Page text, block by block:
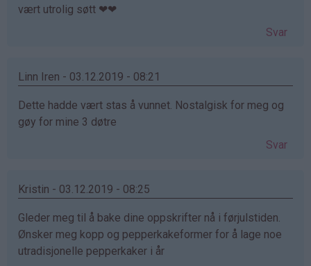
vært utrolig søtt ❤❤
Svar
Linn Iren - 03.12.2019 - 08:21
Dette hadde vært stas å vunnet. Nostalgisk for meg og
gøy for mine 3 døtre
Svar
Kristin - 03.12.2019 - 08:25
Gleder meg til å bake dine oppskrifter nå i førjulstiden.
Ønsker meg kopp og pepperkakeformer for å lage noe
utradisjonelle pepperkaker i år